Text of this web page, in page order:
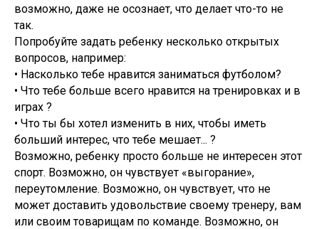
возможно, даже не осознает, что делает что-то не
так.
Попробуйте задать ребенку несколько открытых
вопросов, например:
• Насколько тебе нравится заниматься футболом?
• Что тебе больше всего нравится на тренировках и в
играх ?
• Что ты бы хотел изменить в них, чтобы иметь
больший интерес, что тебе мешает... ?
Возможно, ребенку просто больше не интересен этот
спорт. Возможно, он чувствует «выгорание»,
переутомление. Возможно, он чувствует, что не
может доставить удовольствие своему тренеру, вам
или своим товарищам по команде. Возможно, он